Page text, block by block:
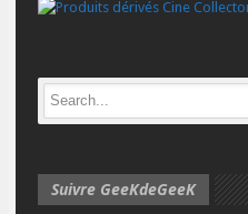
Suivre GeeKdeGeeK